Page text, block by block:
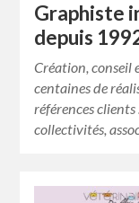
Graphiste
depuis
Création, conseil
centaines de
références
collectivités,